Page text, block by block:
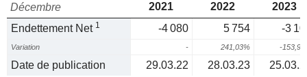
Décembre
2021 2022
2023
Endettement Net 1 -4 080 5 754 -3
Variation - 241,03% -
Date de publication 29.03.22 28.03.23